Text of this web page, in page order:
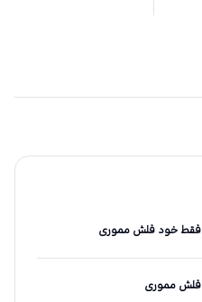
فقط خود فلش مموری
فلش مموری